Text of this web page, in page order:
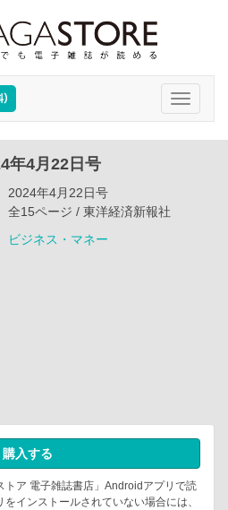
Toggle
年4月22日号
2024年4月22日号
全15ページ / 東洋経済新報社
ビジネス・マネー
購入する
トア 電子雑誌書店」Androidアプリで読
インストールされていない場合には、